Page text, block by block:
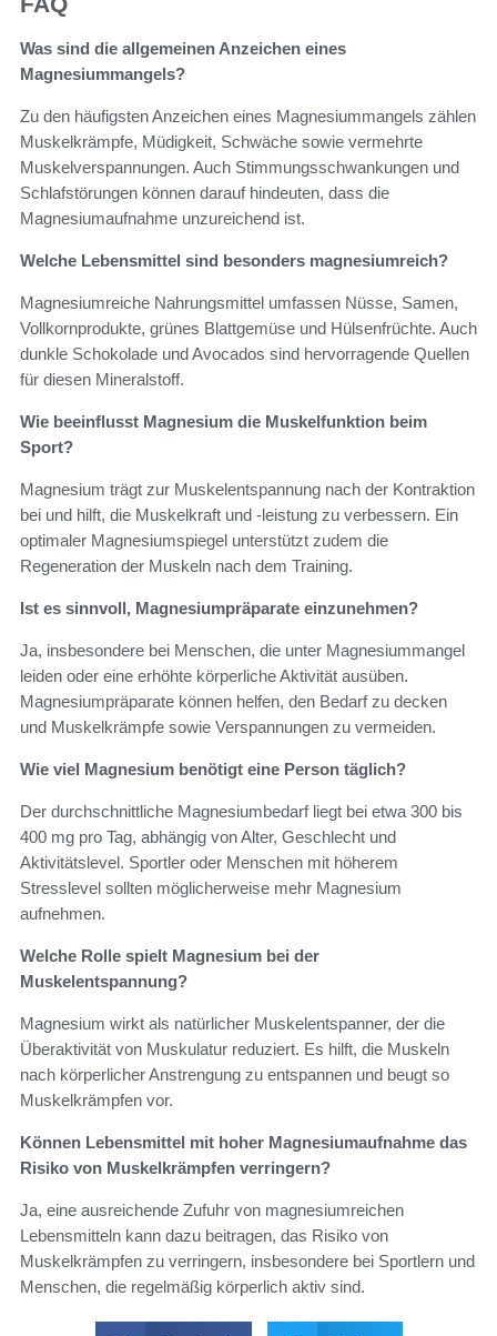
Was sind die allgemeinen Anzeichen eines
Magnesiummangels?
Zu den häufigsten Anzeichen eines Magnesiummangels zählen
Muskelkrämpfe, Müdigkeit, Schwäche sowie vermehrte
Muskelverspannungen. Auch Stimmungsschwankungen und
Schlafstörungen können darauf hindeuten, dass die
Magnesiumaufnahme unzureichend ist.
Welche Lebensmittel sind besonders magnesiumreich?
Magnesiumreiche Nahrungsmittel umfassen Nüsse, Samen,
Vollkornprodukte, grünes Blattgemüse und Hülsenfrüchte. Auch
dunkle Schokolade und Avocados sind hervorragende Quellen
für diesen Mineralstoff.
Wie beeinflusst Magnesium die Muskelfunktion beim
Sport?
Magnesium trägt zur Muskelentspannung nach der Kontraktion
bei und hilft, die Muskelkraft und -leistung zu verbessern. Ein
optimaler Magnesiumspiegel unterstützt zudem die
Regeneration der Muskeln nach dem Training.
Ist es sinnvoll, Magnesiumpräparate einzunehmen?
Ja, insbesondere bei Menschen, die unter Magnesiummangel
leiden oder eine erhöhte körperliche Aktivität ausüben.
Magnesiumpräparate können helfen, den Bedarf zu decken
und Muskelkrämpfe sowie Verspannungen zu vermeiden.
Wie viel Magnesium benötigt eine Person täglich?
Der durchschnittliche Magnesiumbedarf liegt bei etwa 300 bis
400 mg pro Tag, abhängig von Alter, Geschlecht und
Aktivitätslevel. Sportler oder Menschen mit höherem
Stresslevel sollten möglicherweise mehr Magnesium
aufnehmen.
Welche Rolle spielt Magnesium bei der
Muskelentspannung?
Magnesium wirkt als natürlicher Muskelentspanner, der die
Überaktivität von Muskulatur reduziert. Es hilft, die Muskeln
nach körperlicher Anstrengung zu entspannen und beugt so
Muskelkrämpfen vor.
Können Lebensmittel mit hoher Magnesiumaufnahme das
Risiko von Muskelkrämpfen verringern?
Ja, eine ausreichende Zufuhr von magnesiumreichen
Lebensmitteln kann dazu beitragen, das Risiko von
Muskelkrämpfen zu verringern, insbesondere bei Sportlern und
Menschen, die regelmäßig körperlich aktiv sind.